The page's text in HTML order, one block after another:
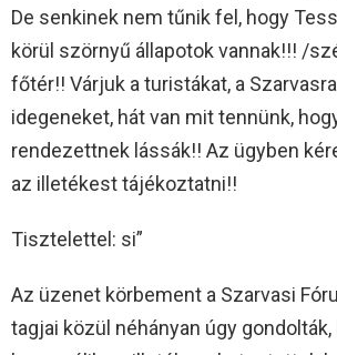
De senkinek nem tűnik fel, hogy
körül szörnyű állapotok vannak!!! /
főtér!! Várjuk a turistákat, a
idegeneket, hát van mit tennünk,
rendezettnek lássák!! Az ügyben
az illetékest tájékoztatni!!
Tisztelettel: si”
Az üzenet körbement a Szarvasi
tagjai közül néhányan úgy